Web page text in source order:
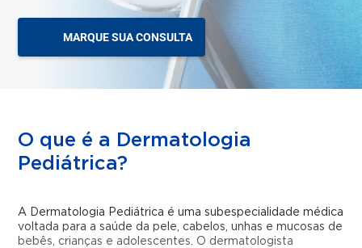
MARQUE SUA CONSULTA
O que é a Dermatologia
Pediátrica?
A Dermatologia Pediátrica é uma subespecialidade médica
voltada para a saúde da pele, cabelos, unhas e mucosas de
bebês, crianças e adolescentes. O dermatologista